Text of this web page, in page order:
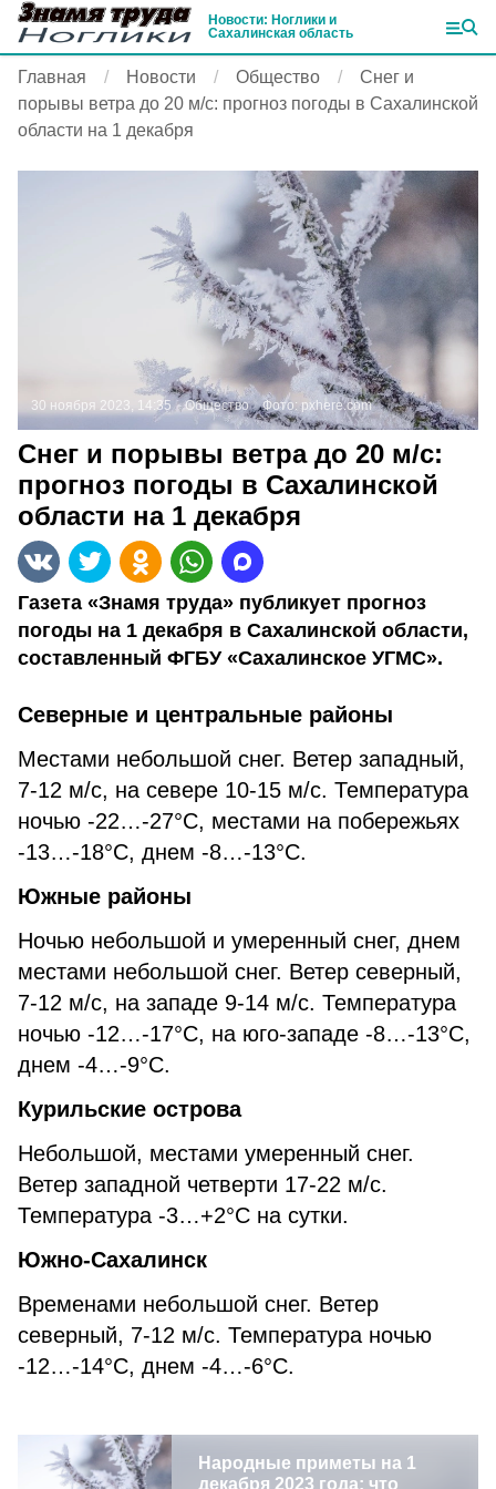
Новости: Ноглики и
Сахалинская область
Главная Новости Общество
Снег и
порывы ветра до 20 м/c: прогноз погоды в Сахалинской
области на 1 декабря
30 ноября 2023, 14:35 Общество Фото:pxhere.com
Снег и порывы ветра до 20 м/c:
прогноз погоды в Сахалинской
области на 1 декабря
Газета «Знамя труда» публикует прогноз
погоды на 1 декабря в Сахалинской области,
составленный ФГБУ «Сахалинское УГМС».
Северные и центральные районы
Местами небольшой снег. Ветер западный,
7-12 м/с, на севере 10-15 м/с. Температура
ночью -22…-27°С, местами на побережьях
-13…-18°С, днем -8…-13°С.
Южные районы
Ночью небольшой и умеренный снег, днем
местами небольшой снег. Ветер северный,
7-12 м/с, на западе 9-14 м/с. Температура
ночью -12…-17°С, на юго-западе -8…-13°С,
днем -4…-9°С.
Курильские острова
Небольшой, местами умеренный снег.
Ветер западной четверти 17-22 м/с.
Температура -3…+2°С на сутки.
Южно-Сахалинск
Временами небольшой снег. Ветер
северный, 7-12 м/с. Температура ночью
-12…-14°С, днем -4…-6°С.
Народные приметы на 1
декабря 2023 года: что